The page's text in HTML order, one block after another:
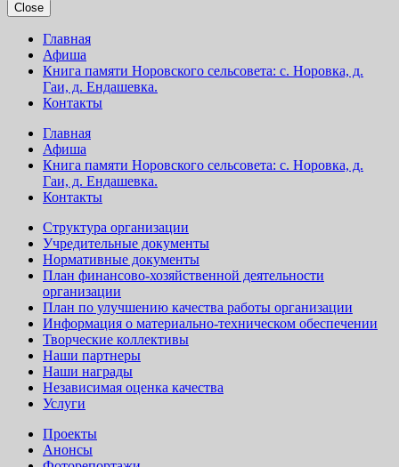
Close
Главная
Афиша
Книга памяти Норовского сельсовета: с. Норовка, д.
Гаи, д. Ендашевка.
Контакты
Главная
Афиша
Книга памяти Норовского сельсовета: с. Норовка, д.
Гаи, д. Ендашевка.
Контакты
Структура организации
Учредительные документы
Нормативные документы
План финансово-хозяйственной деятельности
организации
План по улучшению качества работы организации
Информация о материально-техническом обеспечении
Творческие коллективы
Наши партнеры
Наши награды
Независимая оценка качества
Услуги
Проекты
Анонсы